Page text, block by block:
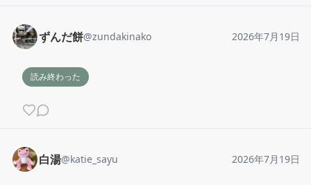
ずんだ餅@zundakinako 2026年7月19日
読み終わった
白湯@katie_sayu 2026年7月19日